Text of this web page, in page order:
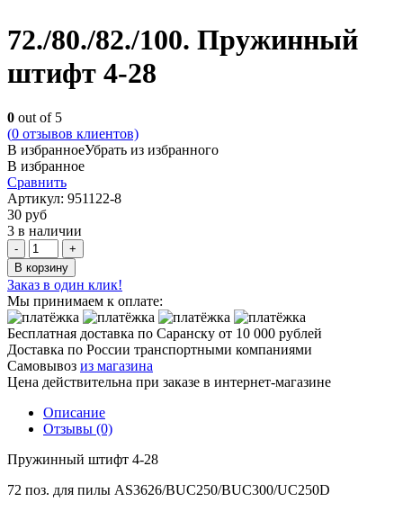
72./80./82./100. Пружинный
штифт 4-28
0 out of 5
(0 отзывов клиентов)
В избранноеУбрать из избранного
В избранное
Сравнить
Артикул: 951122-8
30 руб
3 в наличии
Quantity
В корзину
Заказ в один клик!
Мы принимаем к оплате:
Бесплатная доставка по Саранску от 10 000 рублей
Доставка по России транспортными компаниями
Самовывоз из магазина
Цена действительна при заказе в интернет-магазине
Описание
Отзывы (0)
Пружинный штифт 4-28
72 поз. для пилы AS3626/BUC250/BUC300/UC250D